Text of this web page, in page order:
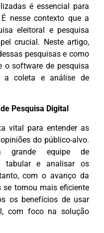
é essencial para
nesse contexto que a
eleitoral e pesquisa
crucial. Neste artigo,
pesquisas e como
o software de pesquisa
a coleta e análise de
Pesquisa Digital
vital para entender as
do público-alvo.
grande equipe de
tabular e analisar os
com o avanço da
se tornou mais eficiente
os benefícios de usar
com foco na solução